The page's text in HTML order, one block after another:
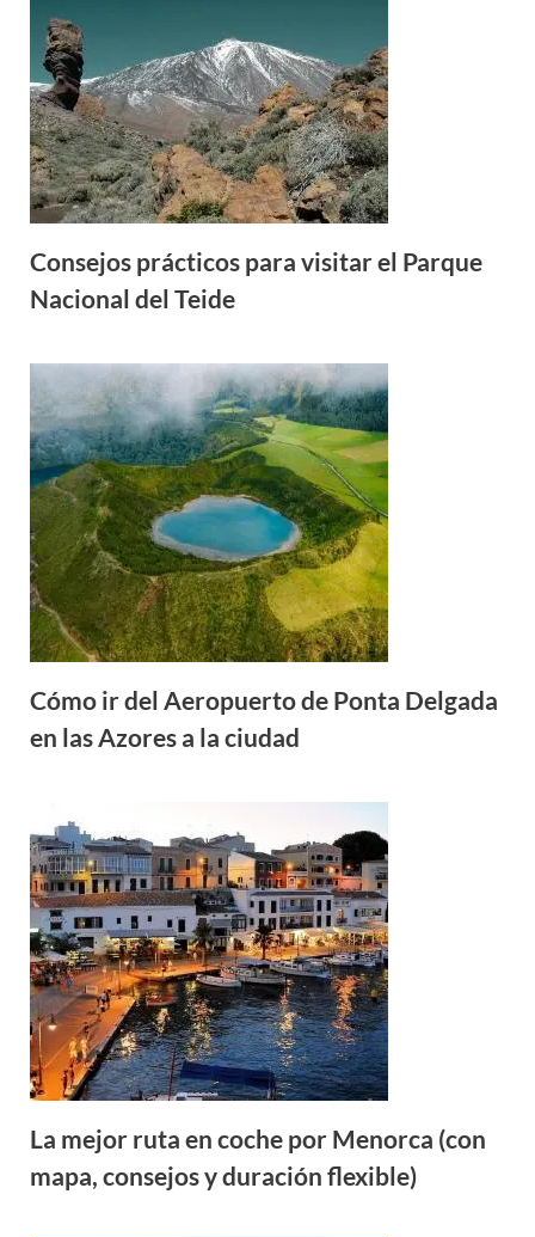
Consejos prácticos para visitar el Parque
Nacional del Teide
Cómo ir del Aeropuerto de Ponta Delgada
en las Azores a la ciudad
La mejor ruta en coche por Menorca (con
mapa, consejos y duración flexible)